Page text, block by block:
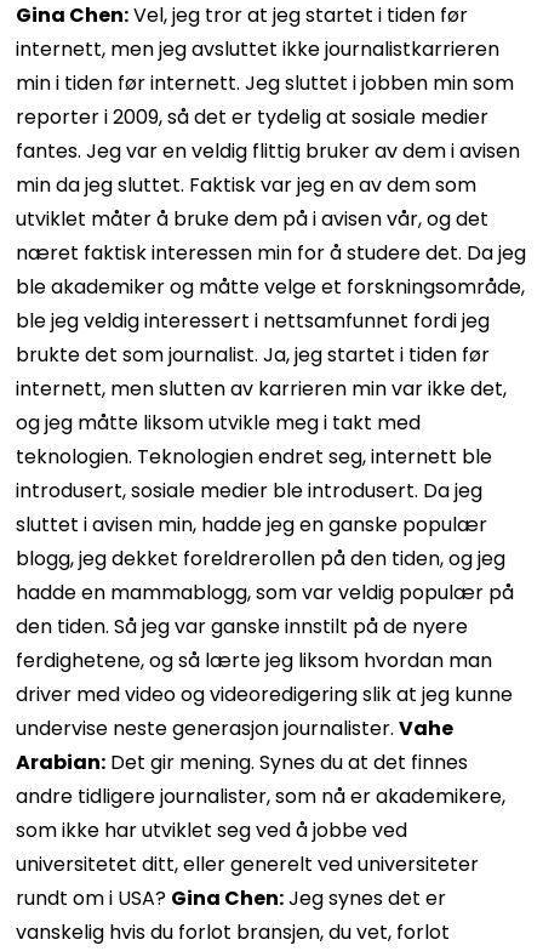
Gina Chen:Vel, jeg tror at jeg startet i tiden før
internett, men jeg avsluttet ikke journalistkarrieren
min i tiden før internett. Jeg sluttet i jobben min som
reporter i 2009, så det er tydelig at sosiale medier
fantes. Jeg var en veldig flittig bruker av dem i avisen
min da jeg sluttet. Faktisk var jeg en av dem som
utviklet måter å bruke dem på i avisen vår, og det
næret faktisk interessen min for å studere det. Da jeg
ble akademiker og måtte velge et forskningsområde,
ble jeg veldig interessert i nettsamfunnet fordi jeg
brukte det som journalist. Ja, jeg startet i tiden før
internett, men slutten av karrieren min var ikke det,
og jeg måtte liksom utvikle meg i takt med
teknologien. Teknologien endret seg, internett ble
introdusert, sosiale medier ble introdusert. Da jeg
sluttet i avisen min, hadde jeg en ganske populær
blogg, jeg dekket foreldrerollen på den tiden, og jeg
hadde en mammablogg, som var veldig populær på
den tiden. Så jeg var ganske innstilt på de nyere
ferdighetene, og så lærte jeg liksom hvordan man
driver med video og videoredigering slik at jeg kunne
undervise neste generasjon journalister.Vahe
Arabian: Det gir mening. Synes du at det finnes
andre tidligere journalister, som nå er akademikere,
som ikke har utviklet seg ved å jobbe ved
universitetet ditt, eller generelt ved universiteter
rundt om i USA? Gina Chen:Jeg synes det er
vanskelig hvis du forlot bransjen, du vet, forlot